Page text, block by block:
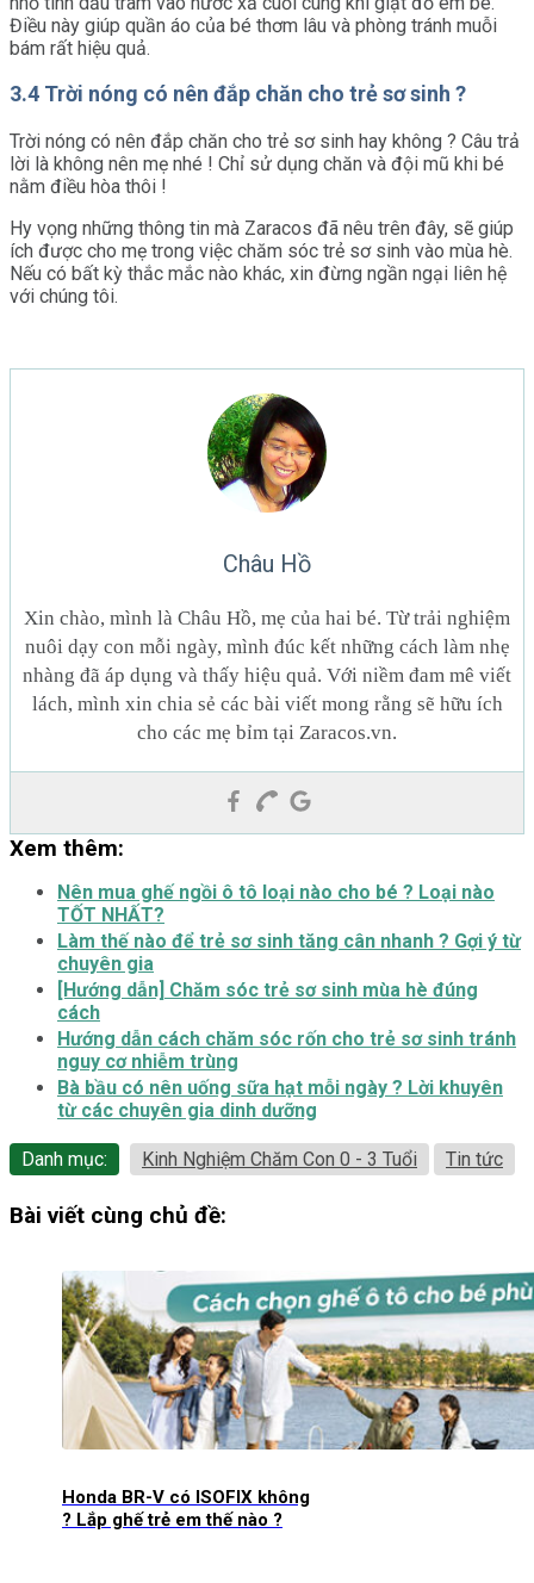
Điều này giúp quần áo của bé thơm lâu và phòng tránh muỗi
bám rất hiệu quả.
3.4 Trời nóng có nên đắp chăn cho trẻ sơ sinh ?
Trời nóng có nên đắp chăn cho trẻ sơ sinh hay không ? Câu trả
lời là không nên mẹ nhé ! Chỉ sử dụng chăn và đội mũ khi bé
nằm điều hòa thôi !
Hy vọng những thông tin mà Zaracos đã nêu trên đây, sẽ giúp
ích được cho mẹ trong việc chăm sóc trẻ sơ sinh vào mùa hè.
Nếu có bất kỳ thắc mắc nào khác, xin đừng ngần ngại liên hệ
với chúng tôi.
Châu Hồ
Xin chào, mình là Châu Hồ, mẹ của hai bé. Từ trải nghiệm
nuôi dạy con mỗi ngày, mình đúc kết những cách làm nhẹ
nhàng đã áp dụng và thấy hiệu quả. Với niềm đam mê viết
lách, mình xin chia sẻ các bài viết mong rằng sẽ hữu ích
cho các mẹ bỉm tại Zaracos.vn.
Xem thêm:
Nên mua ghế ngồi ô tô loại nào cho bé ? Loại nào
TỐT NHẤT?
Làm thế nào để trẻ sơ sinh tăng cân nhanh ? Gợi ý từ
chuyên gia
[Hướng dẫn] Chăm sóc trẻ sơ sinh mùa hè đúng
cách
Hướng dẫn cách chăm sóc rốn cho trẻ sơ sinh tránh
nguy cơ nhiễm trùng
Bà bầu có nên uống sữa hạt mỗi ngày ? Lời khuyên
từ các chuyên gia dinh dưỡng
Danh mục: Kinh Nghiệm Chăm Con 0 - 3 Tuổi Tin tức
Bài viết cùng chủ đề:
Honda BR-V có ISOFIX không
? Lắp ghế trẻ em thế nào ?